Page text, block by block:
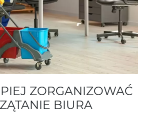
ZORGANIZOWAĆ
BIURA